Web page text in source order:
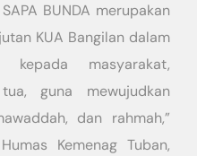
BUNDA merupakan
KUA Bangilan dalam
kepada masyarakat,
guna mewujudkan
dan rahmah,”
Kemenag Tuban,